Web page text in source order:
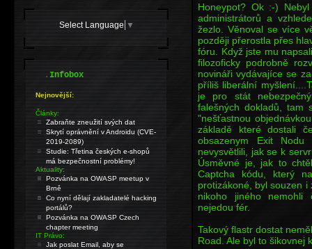
Honeypot? Ok :-)
administrátorů a
žezlo. Věnoval se více
později přerostla přes
fóru. Když jste mu
filozoficky podrobně
novináři vydávajíce se
příliš liberální
je pro stát
falešných dokladů, tam
"nešťastnou
základě které dostali
obsazenym Exit
nevysvětlili, jak se k
Úsměvné je, jak to
Captcha kódu, který
protizákoné, byl souzen
nikoho jiného nemohli
nejedou fér.
Takový flastr dostat
Road. Ale byl to šikovnej
Select Language ▼
.Infobox
Nejnovější:
Články:
Zabraňte zneužití svých dat
Skrytí oprávnění v Androidu (CVE-
2019-2089)
Studie: Třetina českých e-shopů
má bezpečnostní problémy!
Aktuality:
Pozvánka na OWASP meetup v
Brně
Co nyní dělají zakladatelé hacking
portálů?
Pozvánka na OWASP Czech
chapter meeting
IT Právo:
Jak poslat Email, aby se